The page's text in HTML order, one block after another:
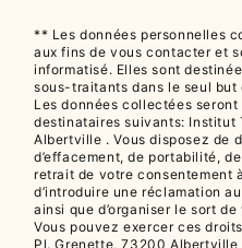
** Les données personnelles
aux fins de vous contacter et
informatisé. Elles sont
sous-traitants dans le seul but
Les données collectées
destinataires suivants: Institut
Albertville . Vous disposez de
d’effacement, de portabilité,
retrait de votre consentement
d’introduire une réclamation
ainsi que d’organiser le sort
Vous pouvez exercer ces
Pl. Grenette, 73200